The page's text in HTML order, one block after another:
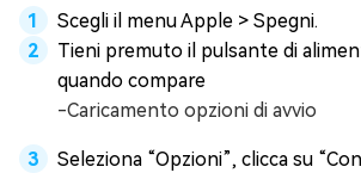
Scegli il menu Apple > Spegni.
Tieni premuto il pulsante di
quando compare
-Caricamento opzioni di avvio
Seleziona “Opzioni”, clicca su